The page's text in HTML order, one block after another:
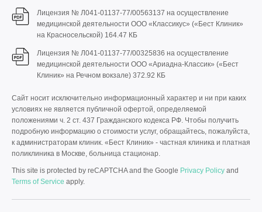
Лицензия № Л041-01137-77/00563137 на осуществление
медицинской деятельности ООО «Классикус» («Бест Клиник»
на Красносельской) 164.47 КБ
Лицензия № Л041-01137-77/00325836 на осуществление
медицинской деятельности ООО «Ариадна-Классик» («Бест
Клиник» на Речном вокзале) 372.92 КБ
Сайт носит исключительно информационный характер и ни при каких
условиях не является публичной офертой, определяемой
положениями ч. 2 ст. 437 Гражданского кодекса РФ. Чтобы получить
подробную информацию о стоимости услуг, обращайтесь, пожалуйста,
к администраторам клиник. «Бест Клиник» - частная клиника и платная
поликлиника в Москве, больница стационар.
This site is protected by reCAPTCHA and the Google Privacy Policy and
Terms of Service apply.